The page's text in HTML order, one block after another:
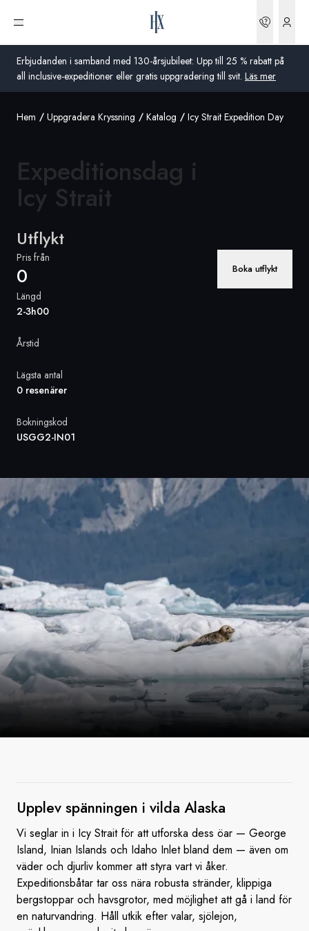
Erbjudanden i samband med 130-årsjubileet: Upp till 25 % rabatt på
all inclusive-expeditioner eller gratis uppgradering till svit. Läs mer
Öppna meny
Sverige
Storbritannien
Tyskland
Danmark
Global
Hem Uppgradera Kryssning Katalog Icy Strait Expedition Day
Expeditionsdag i
Icy Strait
Utflykt
Pris från
0 Boka utflykt
Längd
2-3h00
Årstid
Lägsta antal
0 resenärer
Bokningskod
USGG2-IN01
Upplev spänningen i vilda Alaska
Vi seglar in i Icy Strait för att utforska dess öar — George
Island, Inian Islands och Idaho Inlet bland dem — även om
väder och djurliv kommer att styra vart vi åker.
Expeditionsbåtar tar oss nära robusta stränder, klippiga
bergstoppar och havsgrotor, med möjlighet att gå i land för
en naturvandring. Håll utkik efter valar, sjölejon,